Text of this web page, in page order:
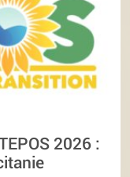
2026 :